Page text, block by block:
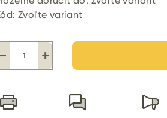
Zvoľte variant
+
−